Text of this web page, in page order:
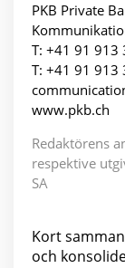
PKB Private
T: +41 91 913
T: +41 91 913
www.pkb.ch
Redaktörens
respektive
SA
Kort
och